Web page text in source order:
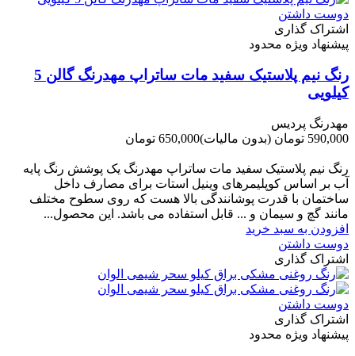
دوست داشتن
اشتراک گذاری
پیشنهاد ویژه محدود
رنگ نیم پلاستیک سفید مات ساتراپ مهدرنگ گالن 5
کیلویی
مهدرنگ پردیس
590,000 تومان
(بدون مالیات)650,000 تومان
رنگ نیم پلاستیک سفید مات ساتراپ مهدرنگ یک پوشش رنگ پایه
آب بر اساس کوپلیمرهای وینیل استات برای مصارف داخل
ساختمان با قدرت پوشانندگی بالا هست که روی سطوح مختلف
مانند گچ و سیمان و ... قابل استفاده می باشد. این محصول...
افزودن به سبد خرید
دوست داشتن
اشتراک گذاری
دوست داشتن
اشتراک گذاری
پیشنهاد ویژه محدود